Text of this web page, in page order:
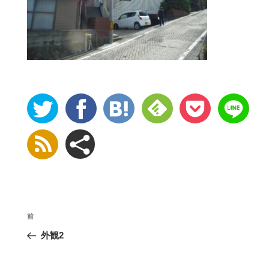
投
ナ
前
外観2